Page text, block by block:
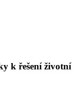
k řešení životní